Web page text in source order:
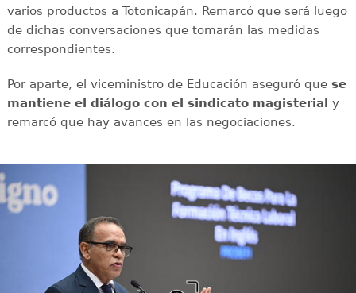
varios productos a Totonicapán. Remarcó que será luego
de dichas conversaciones que tomarán las medidas
correspondientes.
Por aparte, el viceministro de Educación aseguró que se
mantiene el diálogo con el sindicato magisterial y
remarcó que hay avances en las negociaciones.